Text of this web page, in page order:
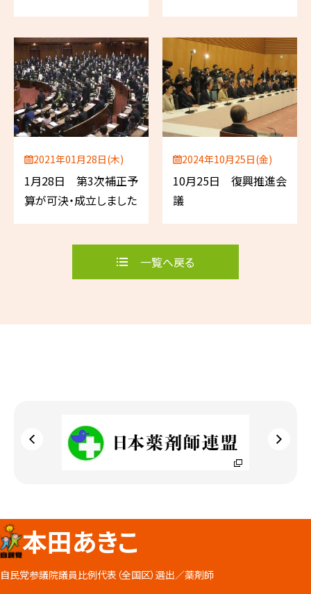
2021年01月28日(木)
1月28日 第3次補正予
算が可決・成立しました
2024年10月25日(金)
10月25日 復興推進会
議
一覧へ戻る
本田あきこ
自民党参議院議員比例代表（全国区）選出／薬剤師